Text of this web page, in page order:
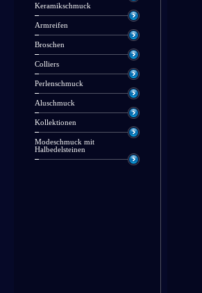
Keramikschmuck
Armreifen
Broschen
Colliers
Perlenschmuck
Aluschmuck
Kollektionen
Modeschmuck mit
Halbedelsteinen